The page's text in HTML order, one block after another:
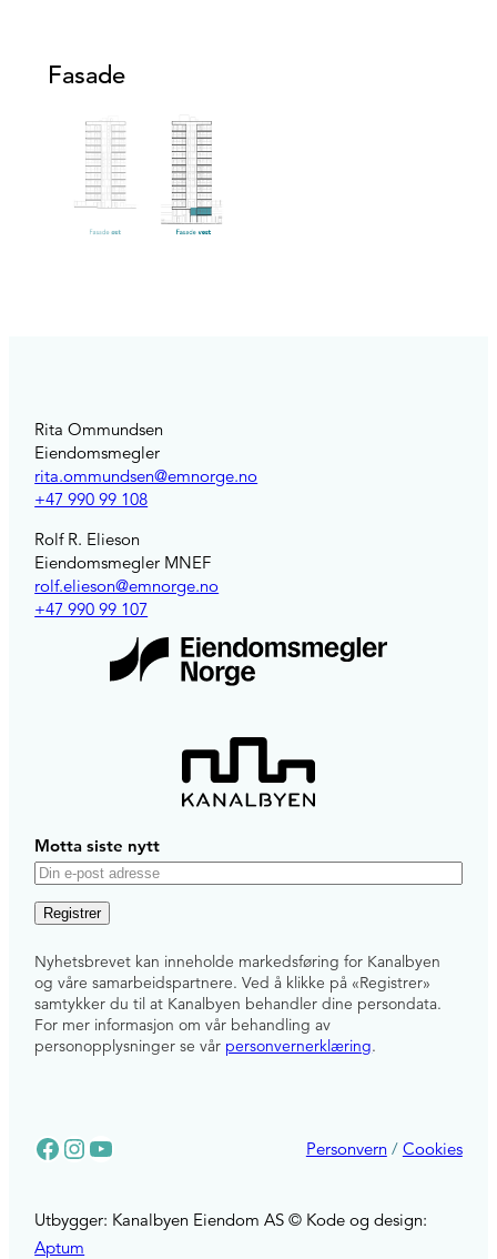
Fasade
Rita Ommundsen
Eiendomsmegler
rita.ommundsen@emnorge.no
+47 990 99 108
Rolf R. Elieson
Eiendomsmegler MNEF
rolf.elieson@emnorge.no
+47 990 99 107
Motta siste nytt
E
-
o
s
t
Nyhetsbrevet kan inneholde markedsføring for Kanalbyen
og våre samarbeidspartnere. Ved å klikke på «Registrer»
samtykker du til at Kanalbyen behandler dine persondata.
For mer informasjon om vår behandling av
personopplysninger se vår personvernerklæring.
Facebook
Instagram
YouTube Personvern/ Cookies
Utbygger: Kanalbyen Eiendom AS © Kode og design:
Aptum